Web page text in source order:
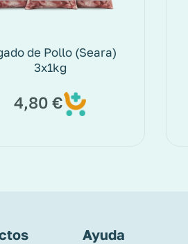
de Pollo (Seara)
3x1kg
4,80€
Ayuda